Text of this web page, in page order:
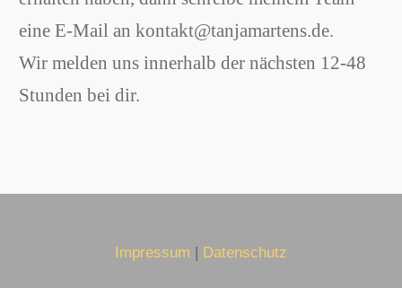
eine E-Mail an kontakt@tanjamartens.de.
Wir melden uns innerhalb der nächsten 12-48
Stunden bei dir.
Impressum | Datenschutz